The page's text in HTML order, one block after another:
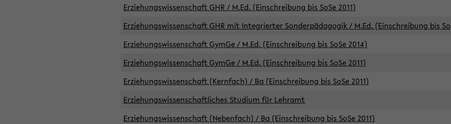
Erziehungswissenschaft GHR / M.Ed. (Einschreibung bis SoSe 2011)
Erziehungswissenschaft GHR mit Integrierter Sonderpädagogik / M.Ed. (Einschreibung bis
Erziehungswissenschaft GymGe / M.Ed. (Einschreibung bis SoSe 2014)
Erziehungswissenschaft GymGe / M.Ed. (Einschreibung bis SoSe 2011)
Erziehungswissenschaft (Kernfach) / Ba (Einschreibung bis SoSe 2011)
Erziehungswissenschaftliches Studium für Lehramt
Erziehungswissenschaft (Nebenfach) / Ba (Einschreibung bis SoSe 2011)